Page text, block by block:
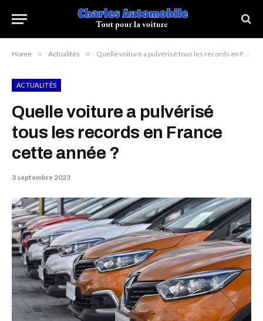
Home » Actualités » Quelle voiture a pulvérisé tous les records en France cette année ?
ACTUALITÉS
Quelle voiture a pulvérisé
tous les records en France
cette année ?
3 septembre 2023